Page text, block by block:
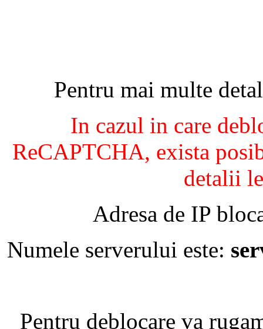
Pentru mai multe
In cazul in care
ReCAPTCHA, exista
detalii
Adresa de IP
Numele serverului este:
Pentru deblocare va